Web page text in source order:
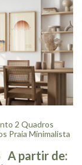
2 Quadros
Praia Minimalista